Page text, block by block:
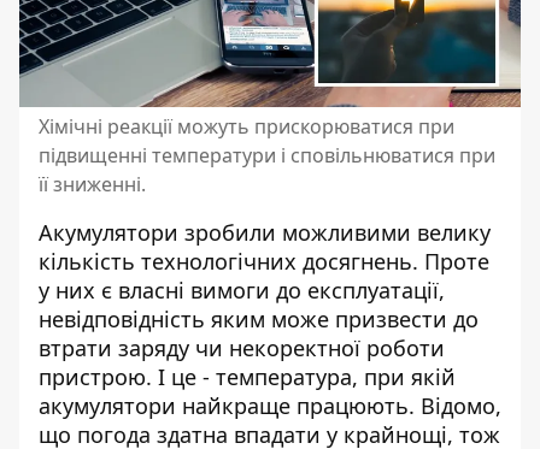
Хімічні реакції можуть прискорюватися при
підвищенні температури і сповільнюватися при
її зниженні.
Акумулятори зробили можливими велику
кількість технологічних досягнень. Проте
у них є власні вимоги до експлуатації,
невідповідність яким може призвести до
втрати заряду чи некоректної роботи
пристрою. І це - температура, при якій
акумулятори найкраще працюють. Відомо,
що погода здатна впадати у крайнощі, тож